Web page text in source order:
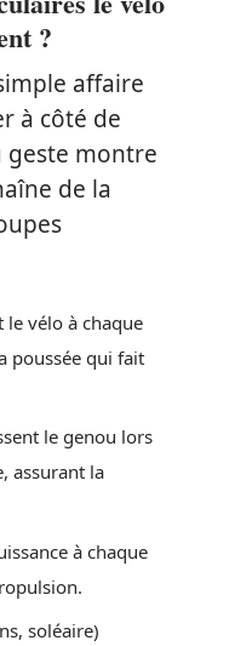
?
affaire
à côté de
geste montre
de la
le vélo à chaque
poussée qui fait
le genou lors
assurant la
à chaque
soléaire)